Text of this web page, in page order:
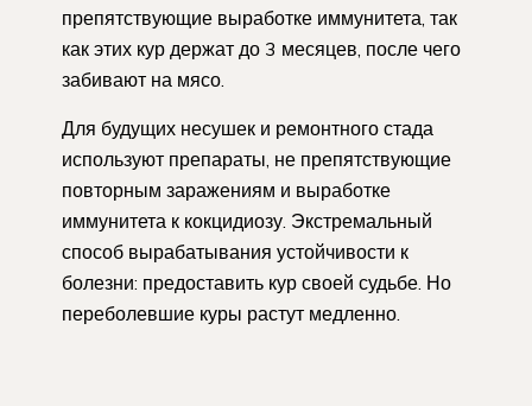
препятствующие выработке иммунитета, так
как этих кур держат до 3 месяцев, после чего
забивают на мясо.
Для будущих несушек и ремонтного стада
используют препараты, не препятствующие
повторным заражениям и выработке
иммунитета к кокцидиозу. Экстремальный
способ вырабатывания устойчивости к
болезни: предоставить кур своей судьбе. Но
переболевшие куры растут медленно.